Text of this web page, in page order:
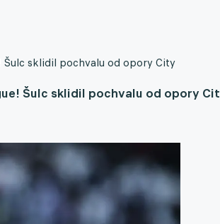
Šulc sklidil pochvalu od opory City
Šulc sklidil pochvalu od opory